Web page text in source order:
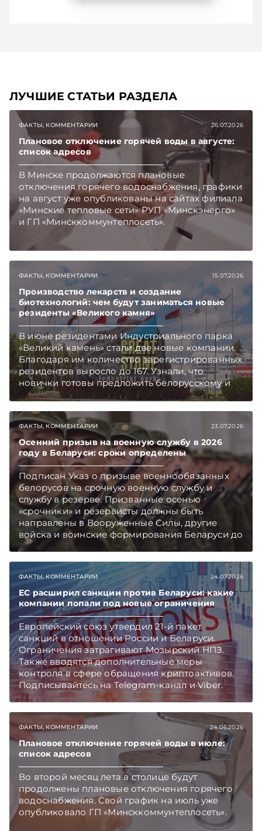
ЛУЧШИЕ СТАТЬИ РАЗДЕЛА
ФАКТЫ, КОММЕНТАРИИ 26.07.2026
Плановое отключение горячей воды в августе:
список адресов
В Минске продолжаются плановые
отключения горячего водоснабжения, графики
на август уже опубликованы на сайтах филиала
«Минские тепловые сети» РУП «Минскэнерго»
и ГП «Минсккоммунтеплосеть».
ФАКТЫ, КОММЕНТАРИИ 15.07.2026
Производство лекарств и создание
биотехнологий: чем будут заниматься новые
резиденты «Великого камня»
В июне резидентами Индустриального парка
«Великий камень» стали две новые компании.
Благодаря им количество зарегистрированных
резидентов выросло до 167. Узнали, что
новички готовы предложить белорусскому и
международному рынкам.
ФАКТЫ, КОММЕНТАРИИ 23.07.2026
Осенний призыв на военную службу в 2026
году в Беларуси: сроки определены
Подписан Указ о призыве военнообязанных
белорусов на срочную военную службу и
службу в резерве. Призванные осенью
«срочники» и резервисты должны быть
направлены в Вооруженные Силы, другие
войска и воинские формирования Беларуси до
1 декабря 2026 г. Накануне подписания Указа
работников в сельском хозяйстве обсуждался
на уровне главы государства. Подписывайтесь
на Telegram‑канал и Viber. Главное об
экономике Беларуси — раньше, чем в новостях
TelegramViber
ФАКТЫ, КОММЕНТАРИИ 24.07.2026
ЕС расширил санкции против Беларуси: какие
компании попали под новые ограничения
Европейский союз утвердил 21-й пакет
санкций в отношении России и Беларуси.
Ограничения затрагивают Мозырский НПЗ.
Также вводятся дополнительные меры
контроля в сфере обращения криптоактивов.
Подписывайтесь на Telegram‑канал и Viber.
Главное об экономике Беларуси — раньше,
ФАКТЫ, КОММЕНТАРИИ 24.06.2026
Плановое отключение горячей воды в июле:
список адресов
Во второй месяц лета в столице будут
продолжены плановые отключения горячего
водоснабжения. Свой график на июль уже
опубликовало ГП «Минсккоммунтеплосеть».